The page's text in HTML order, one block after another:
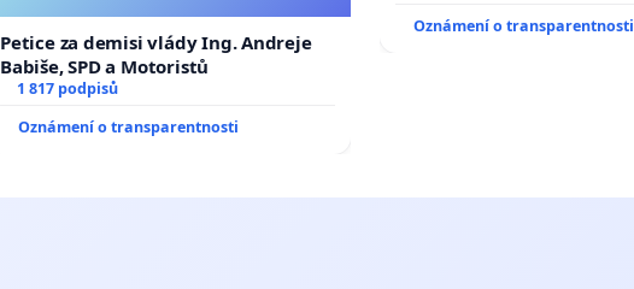
Petice za demisi vlády Ing. Andreje
Babiše, SPD a Motoristů
1 817 podpisů
Oznámení o transparentnosti
Oznámení o transparentnosti